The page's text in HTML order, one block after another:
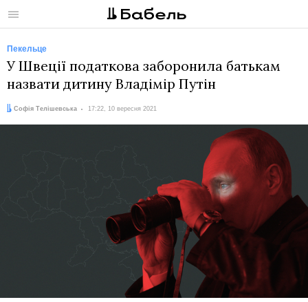
Меню
Пекельце
У Швеції податкова заборонила батькам
назвати дитину Владімір Путін
Автор:
Софія Телішевська
Дата: 17:22, 10 вересня 2021